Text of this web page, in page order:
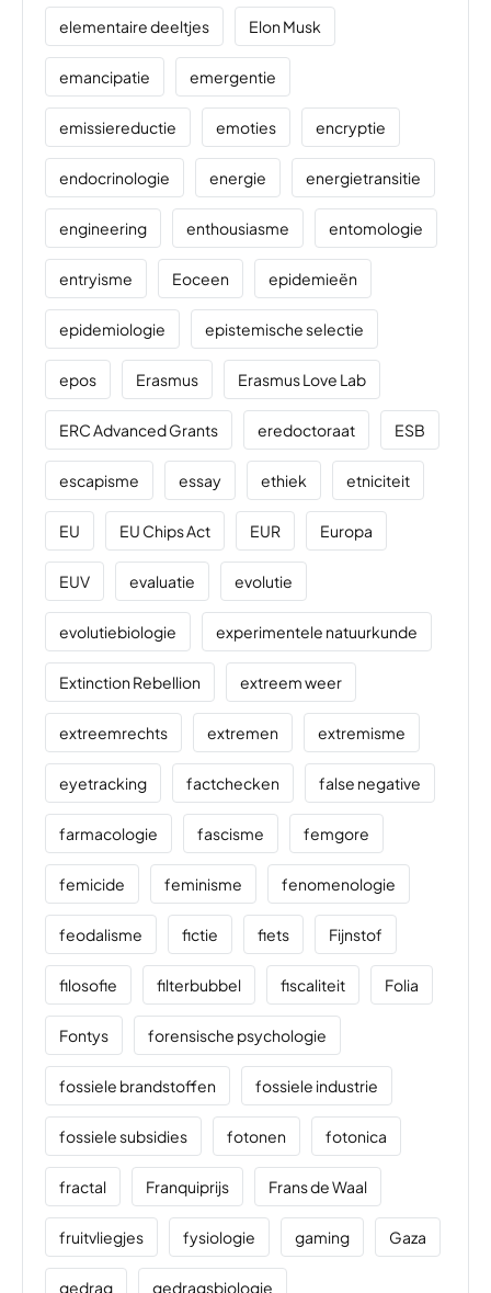
elementaire deeltjes Elon Musk
emancipatie emergentie
emissiereductie emoties encryptie
endocrinologie energie energietransitie
engineering enthousiasme entomologie
entryisme Eoceen epidemieën
epidemiologie epistemische selectie
epos Erasmus Erasmus Love Lab
ERC Advanced Grants eredoctoraat ESB
escapisme essay ethiek etniciteit
EU EU Chips Act EUR Europa
EUV evaluatie evolutie
evolutiebiologie experimentele natuurkunde
Extinction Rebellion extreem weer
extreemrechts extremen extremisme
eyetracking factchecken false negative
farmacologie fascisme femgore
femicide feminisme fenomenologie
feodalisme fictie fiets Fijnstof
filosofie filterbubbel fiscaliteit Folia
Fontys forensische psychologie
fossiele brandstoffen fossiele industrie
fossiele subsidies fotonen fotonica
fractal Franquiprijs Frans de Waal
fruitvliegjes fysiologie gaming Gaza
gedrag gedragsbiologie